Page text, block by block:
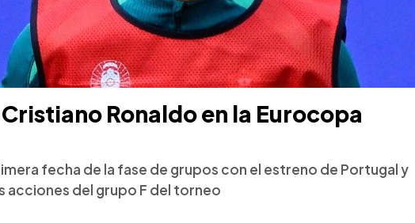
Ronaldo en la Eurocopa
fecha de la fase de grupos con el estreno de Portugal y
acciones del grupo F del torneo